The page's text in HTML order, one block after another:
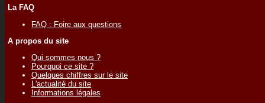
La FAQ
FAQ : Foire aux questions
A propos du site
Qui sommes nous ?
Pourquoi ce site ?
Quelques chiffres sur le site
L'actualité du site
Informations légales